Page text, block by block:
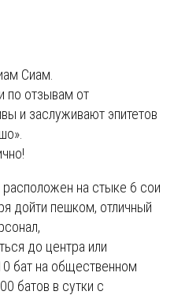
Сиам.
по отзывам от
и заслуживают эпитетов
на стыке 6 сои
дойти пешком, отличный
до центра или
бат на общественном
батов в сутки с